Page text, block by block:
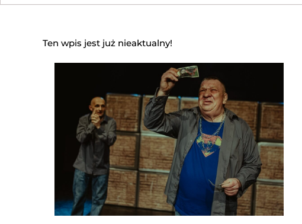
Ten wpis jest już nieaktualny!